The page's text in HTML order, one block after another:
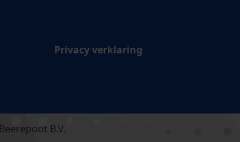
Privacy verklaring
B.V.